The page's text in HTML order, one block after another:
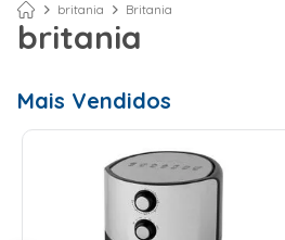
britania Britania
britania
Mais Vendidos